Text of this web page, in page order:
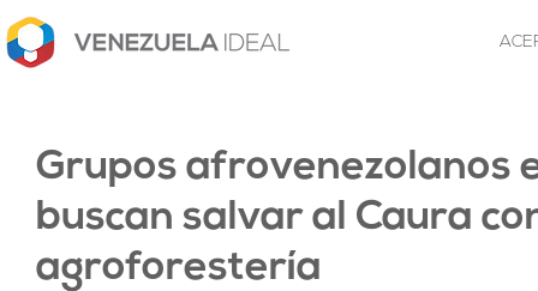
Grupos afrovenezolanos
buscan salvar al Caura
agroforestería